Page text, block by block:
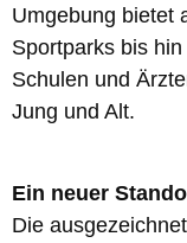
Umgebung bietet
Sportparks bis
Schulen und
Jung und Alt.
Ein neuer
Die